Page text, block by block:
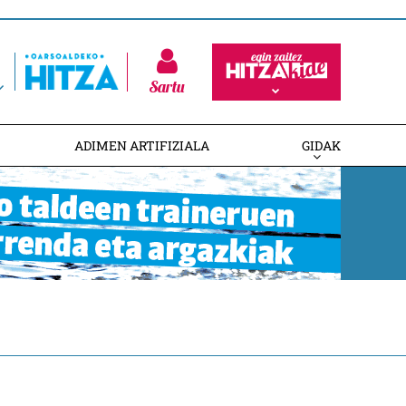
Sartu
ADIMEN ARTIFIZIALA GIDAK